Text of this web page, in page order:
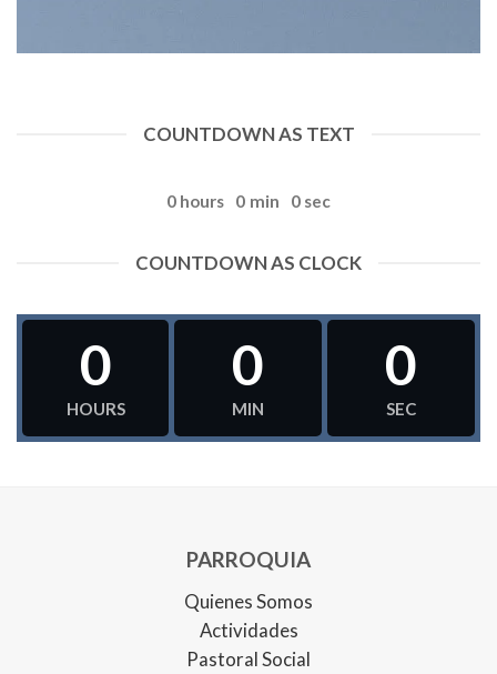
COUNTDOWN AS TEXT
0 hours 0 min 0 sec
COUNTDOWN AS CLOCK
0
HOURS
0
MIN
0
SEC
PARROQUIA
Quienes Somos
Actividades
Pastoral Social